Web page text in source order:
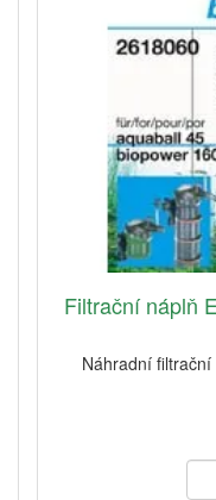
Filtrační náplň
Náhradní